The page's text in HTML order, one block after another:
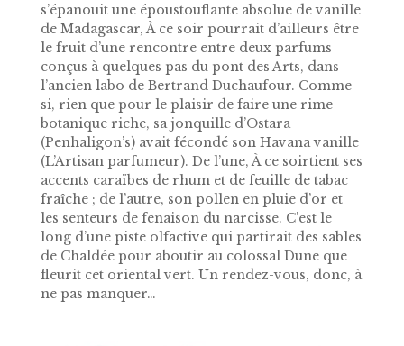
s’épanouit une époustouflante absolue de vanille
de Madagascar, À ce soir pourrait d’ailleurs être
le fruit d’une rencontre entre deux parfums
conçus à quelques pas du pont des Arts, dans
l’ancien labo de Bertrand Duchaufour. Comme
si, rien que pour le plaisir de faire une rime
botanique riche, sa jonquille d’Ostara
(Penhaligon’s) avait fécondé son Havana vanille
(L’Artisan parfumeur). De l’une, À ce soirtient ses
accents caraïbes de rhum et de feuille de tabac
fraîche ; de l’autre, son pollen en pluie d’or et
les senteurs de fenaison du narcisse. C’est le
long d’une piste olfactive qui partirait des sables
de Chaldée pour aboutir au colossal Dune que
fleurit cet oriental vert. Un rendez-vous, donc, à
ne pas manquer…